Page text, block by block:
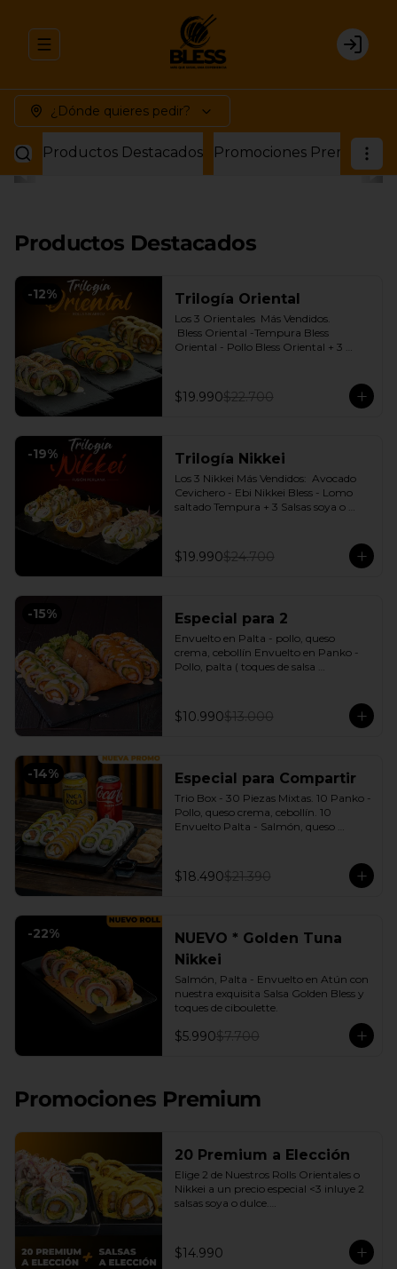
Abrir menu de navegación Login
¿Dónde quieres pedir?
Productos Destacados Promociones Premium
Productos Destacados
-12% Trilogía Oriental
Los 3 Orientales  Más Vendidos.
Bless Oriental -Tempura Bless
Oriental - Pollo Bless Oriental + 3
$19.990$22.700
-19% Trilogía Nikkei
Los 3 Nikkei Más Vendidos:  Avocado
Cevichero - Ebi Nikkei Bless - Lomo
saltado Tempura + 3 Salsas soya o
$19.990$24.700
-15% Especial para 2
Envuelto en Palta - pollo, queso
crema, cebollín Envuelto en Panko -
Pollo, palta ( toques de salsa
2 Salsa soya
$10.990$13.000
-14% Especial para Compartir
Trio Box - 30 Piezas Mixtas. 10 Panko -
Pollo, queso crema, cebollín. 10
Envuelto Palta - Salmón, queso
2 Bebidas Elección | 3 Salsas a Elección
Soya o Agridulce Bless.
$18.490$21.390
-22%
NUEVO * Golden Tuna
Nikkei
Salmón, Palta - Envuelto en Atún con
nuestra exquisita Salsa Golden Bless y
toques de ciboulette.
$5.990$7.700
Promociones Premium
20 Premium a Elección
Elige 2 de Nuestros Rolls Orientales o
Nikkei a un precio especial <3 inluye 2
salsas soya o dulce.
$14.990